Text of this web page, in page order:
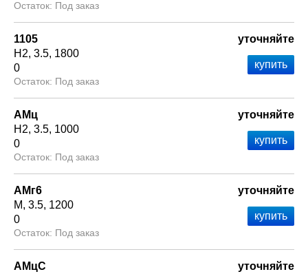
Под заказ
1105
Н2 3.5 1800
0
Под заказ
уточняйте
АМц
Н2 3.5 1000
0
Под заказ
уточняйте
АМг6
М 3.5 1200
0
Под заказ
уточняйте
АМцС
уточняйте